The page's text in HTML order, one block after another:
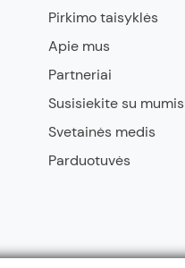
Pirkimo taisyklės
Apie mus
Partneriai
Susisiekite su mumis
Svetainės medis
Parduotuvės